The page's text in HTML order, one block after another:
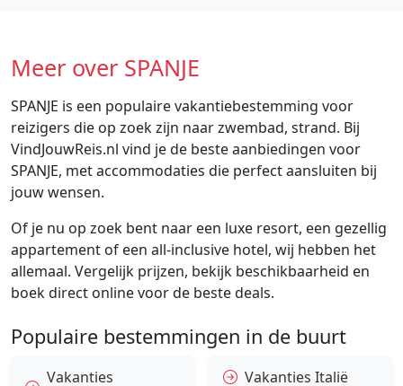
Meer over SPANJE
SPANJE is een populaire vakantiebestemming voor
reizigers die op zoek zijn naar zwembad, strand. Bij
VindJouwReis.nl vind je de beste aanbiedingen voor
SPANJE, met accommodaties die perfect aansluiten bij
jouw wensen.
Of je nu op zoek bent naar een luxe resort, een gezellig
appartement of een all-inclusive hotel, wij hebben het
allemaal. Vergelijk prijzen, bekijk beschikbaarheid en
boek direct online voor de beste deals.
Populaire bestemmingen in de buurt
Vakanties
Vakanties Italië